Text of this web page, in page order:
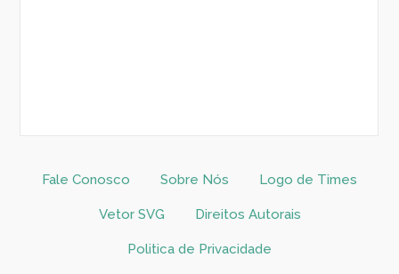
Fale Conosco Sobre Nós Logo de Times
Vetor SVG Direitos Autorais
Politica de Privacidade